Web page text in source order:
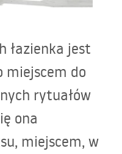
łazienka jest
miejscem do
rytuałów
ona
miejscem, w